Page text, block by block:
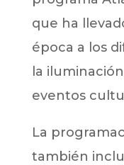
que ha
época a los
la
eventos
La
también